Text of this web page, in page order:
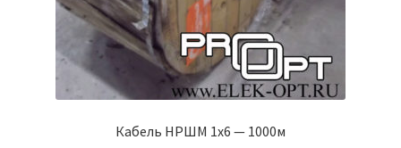
Кабель НРШМ 1х6 — 1000м